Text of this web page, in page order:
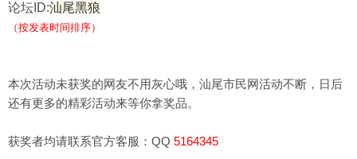
论坛ID:汕尾黑狼
（按发表时间排序）
本次活动未获奖的网友不用灰心哦，汕尾市民网活动不断，日后
还有更多的精彩活动来等你拿奖品。
获奖者均请联系官方客服：QQ 5164345